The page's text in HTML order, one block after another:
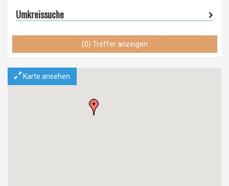
Umkreissuche
(0) Treffer anzeigen
Karte ansehen